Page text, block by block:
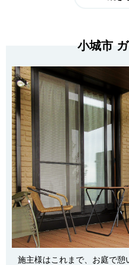
小城市
施主様はこれまで、お庭で